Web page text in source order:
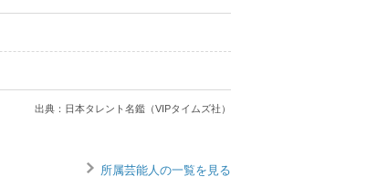
出典：日本タレント名鑑（VIPタイムズ社）
所属芸能人の一覧を見る